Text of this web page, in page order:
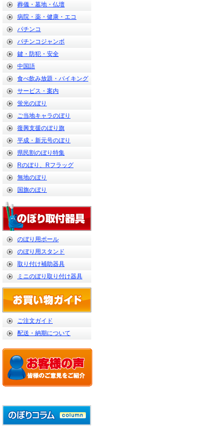
葬儀・墓地・仏壇
病院・薬・健康・エコ
パチンコ
パチンコジャンボ
鍵・防犯・安全
中国語
食べ飲み放題・バイキング
サービス・案内
蛍光のぼり
ご当地キャラのぼり
復興支援のぼり旗
平成・新元号のぼり
県民割のぼり特集
Rのぼり、Rフラッグ
無地のぼり
国旗のぼり
のぼり用ポール
のぼり用スタンド
取り付け補助器具
ミニのぼり取り付け器具
ご注文ガイド
配送・納期について